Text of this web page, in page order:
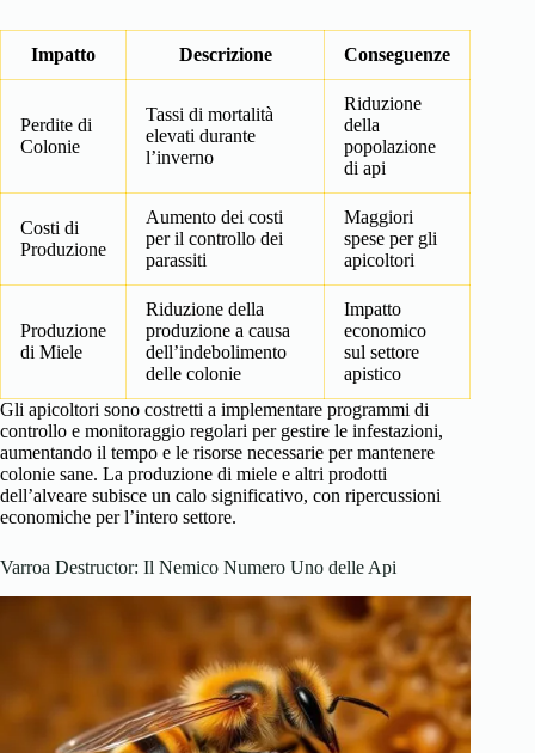
Impatto Descrizione Conseguenze
Perdite di
Colonie
Tassi di mortalità
elevati durante
l’inverno
Riduzione
della
popolazione
di api
Costi di
Produzione
Aumento dei costi
per il controllo dei
parassiti
Maggiori
spese per gli
apicoltori
Produzione
di Miele
Riduzione della
produzione a causa
dell’indebolimento
delle colonie
Impatto
economico
sul settore
apistico
Gli apicoltori sono costretti a implementare programmi di
controllo e monitoraggio regolari per gestire le infestazioni,
aumentando il tempo e le risorse necessarie per mantenere
colonie sane. La produzione di miele e altri prodotti
dell’alveare subisce un calo significativo, con ripercussioni
economiche per l’intero settore.
Varroa Destructor: Il Nemico Numero Uno delle Api